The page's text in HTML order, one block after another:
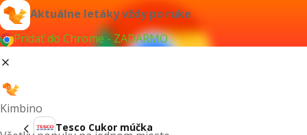
Aktuálne letáky vždy po ruke
Pridať do Chrome - ZADARMO
Kimbino
Tesco Cukor múčka